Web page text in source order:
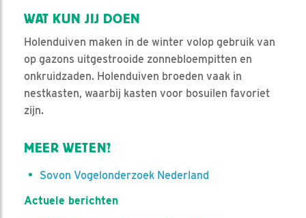
WAT KUN JIJ DOEN
Holenduiven maken in de winter volop gebruik van
op gazons uitgestrooide zonnebloempitten en
onkruidzaden. Holenduiven broeden vaak in
nestkasten, waarbij kasten voor bosuilen favoriet
zijn.
MEER WETEN?
Sovon Vogelonderzoek Nederland
Actuele berichten